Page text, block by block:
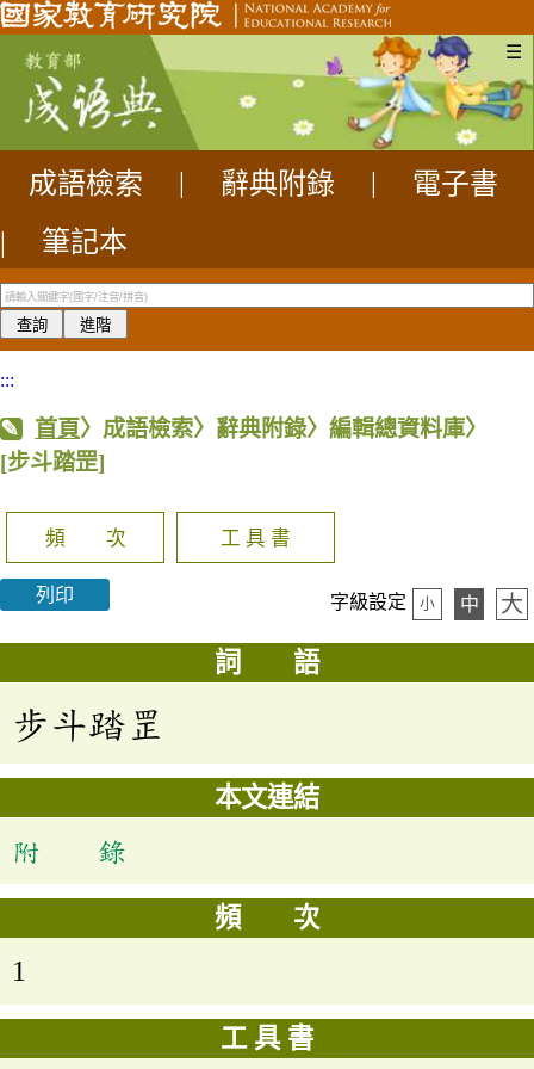
☰
成語檢索 辭典附錄
電子書
|
筆記本
:::
首頁〉成語檢索〉辭典附錄〉編輯總資料庫〉
[步斗踏罡]
頻 次 工 具 書
列印 字級設定 小 中 大
詞 語
步斗踏罡
本文連結
附 錄
頻 次
1
工 具 書